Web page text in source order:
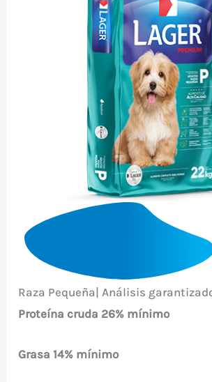
Raza Pequeña| Análisis
Proteína cruda 26% mínimo
Grasa14% mínimo